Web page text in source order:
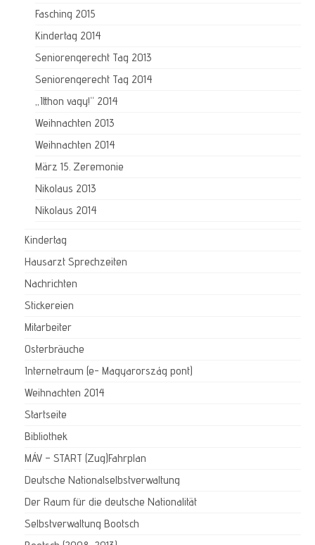
Fasching 2015
Kindertag 2014
Seniorengerecht Tag 2013
Seniorengerecht Tag 2014
„Itthon vagy!“ 2014
Weihnachten 2013
Weihnachten 2014
März 15. Zeremonie
Nikolaus 2013
Nikolaus 2014
Kindertag
Hausarzt Sprechzeiten
Nachrichten
Stickereien
Mitarbeiter
Osterbräuche
Internetraum (e- Magyarország pont)
Weihnachten 2014
Startseite
Bibliothek
MÁV – START (Zug)Fahrplan
Deutsche Nationalselbstverwaltung
Der Raum für die deutsche Nationalität
Selbstverwaltung Bootsch